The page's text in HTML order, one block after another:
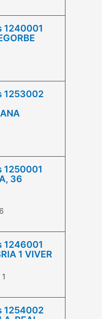
1240001
1253002
1250001
36
1246001
1 VIVER
1254002